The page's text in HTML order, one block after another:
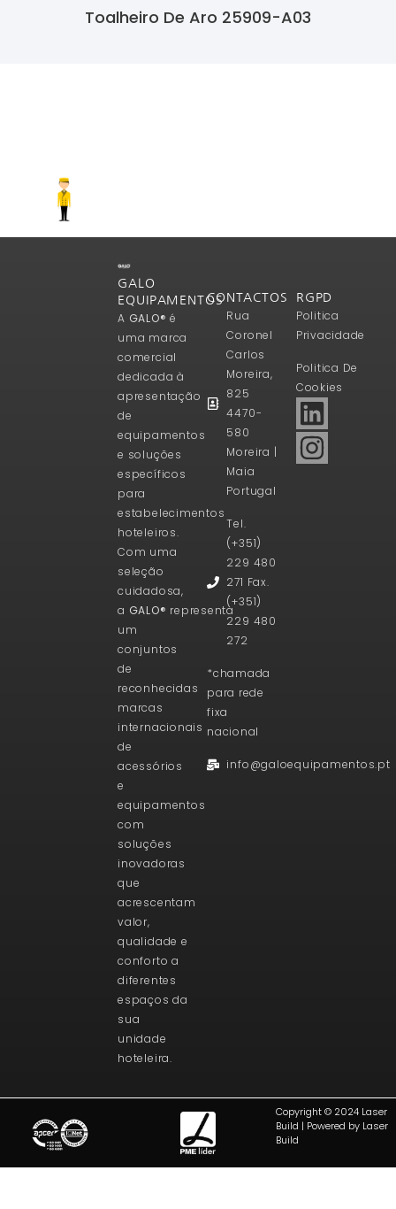
Toalheiro De Aro 25909-A03
GALO
EQUIPAMENTOS
A GALO® é
uma marca
comercial
dedicada à
apresentação
de
equipamentos
e soluções
específicos
para
estabelecimentos
hoteleiros.
Com uma
seleção
cuidadosa,
a GALO® representa
um
conjuntos
de
reconhecidas
marcas
internacionais
de
acessórios
e
equipamentos
com
soluções
inovadoras
que
acrescentam
valor,
qualidade e
conforto a
diferentes
espaços da
sua
unidade
hoteleira.
CONTACTOS
Rua
Coronel
Carlos
Moreira,
825
4470-
580
Moreira |
Maia
Portugal
Tel.
(+351)
229 480
271 Fax.
(+351)
229 480
272
*chamada
para rede
fixa
nacional
info@galoequipamentos.pt
RGPD
Politica
Privacidade
Politica De
Cookies
Copyright © 2024 Laser
Build | Powered by Laser
Build